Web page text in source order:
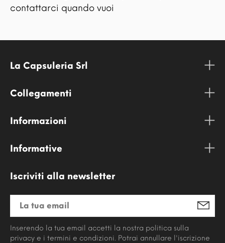
contattarci quando vuoi
La Capsuleria Srl
Collegamenti
Informazioni
Informative
Iscriviti alla newsletter
Inserendo la tua email accetti la nostra politica sulla
privacy e i termini e condizioni. Potrai annullare l'iscrizione